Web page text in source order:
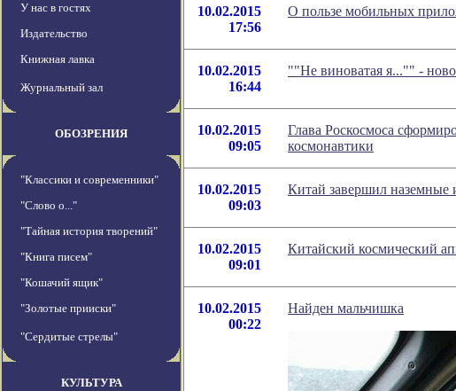
У нас в гостях
Издательство
Книжная лавка
Журнальный зал
ОБОЗРЕНИЯ
"Классики и современники"
"Слово о..."
"Тайная история творений"
"Книга писем"
"Кошачий ящик"
"Золотые прииски"
"Сердитые стрелы"
КУЛЬТУРА
10.02.2015
17:56
О пользе мобильных
10.02.2015
16:44
""Не виноватая я..."" -
10.02.2015
09:05
Глава Роскосмоса
космонавтики
10.02.2015
09:03
Китай завершил наземные
10.02.2015
09:01
Китайский космический
10.02.2015
00:22
Найден мальчишка